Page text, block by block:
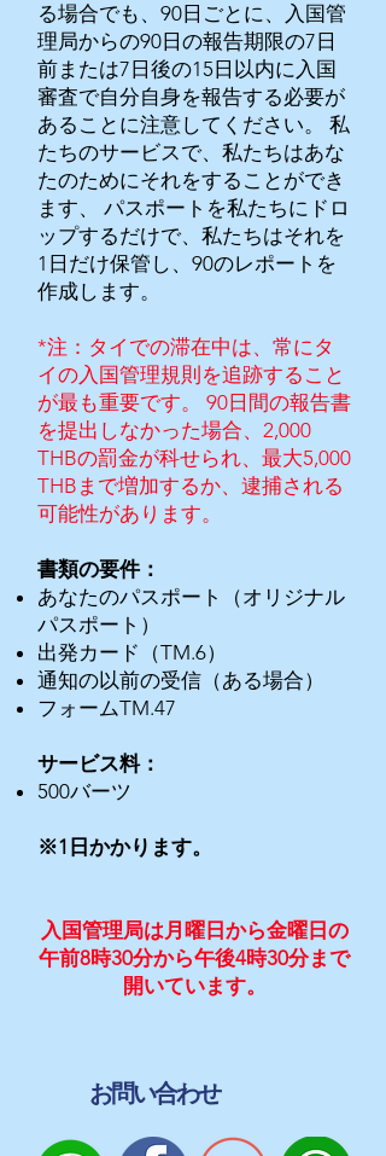
る場合でも、90日ごとに、入国管
理局からの90日の報告期限の7日
前または7日後の15日以内に入国
審査で自分自身を報告する必要が
あることに注意してください。
私
たちのサービスで、私たちはあな
たのためにそれをすることができ
ます、
パスポートを私たちにドロ
ップするだけで、私たちはそれを
1日だけ保管し、90のレポートを
作成します。
*注：タイでの滞在中は、常にタ
イの入国管理規則を追跡すること
が最も重要です。 90日間の報告書
を提出しなかった場合、2,000
THBの罰金が科せられ、最大5,000
THBまで増加するか、逮捕される
可能性があります。
書類の要件：
あなたのパスポート（オリジナル
パスポート）
出発カード（TM.6）
通知の以前の受信（ある場合）
フォームTM.47
サービス料：
500バーツ
※1日かかります。
入国管理局は月曜日から金曜日の
午前8時30分から午後4時30分まで
開いています。
お問い合わせ